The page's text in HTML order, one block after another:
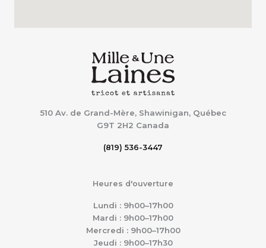
510 Av. de Grand-Mère, Shawinigan, Québec
G9T 2H2 Canada
(819) 536-3447
Heures d'ouverture
Lundi : 9h00–17h00
Mardi : 9h00–17h00
Mercredi : 9h00–17h00
Jeudi : 9h00–17h30